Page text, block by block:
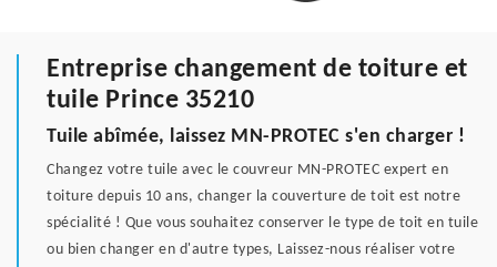
Entreprise changement de toiture et
tuile Prince 35210
Tuile abîmée, laissez MN-PROTEC s'en charger !
Changez votre tuile avec le couvreur MN-PROTEC expert en
toiture depuis 10 ans, changer la couverture de toit est notre
spécialité ! Que vous souhaitez conserver le type de toit en tuile
ou bien changer en d'autre types, Laissez-nous réaliser votre